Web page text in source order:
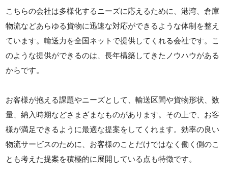
こちらの会社は多様化するニーズに応えるために、港湾、倉庫
物流などあらゆる貨物に迅速な対応ができるような体制を整え
ています。輸送力を全国ネットで提供してくれる会社です。こ
のような提供ができるのは、長年構築してきたノウハウがある
からです。
お客様が抱える課題やニーズとして、輸送区間や貨物形状、数
量、納入時期などさまざまなものがあります。その上で、お客
様が満足できるように最適な提案をしてくれます。効率の良い
物流サービスのために、お客様のことだけではなく働く側のこ
とも考えた提案を積極的に展開している点も特徴です。